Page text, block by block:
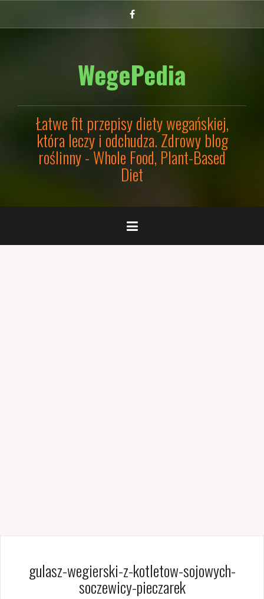
do
WegePedia
Łatwe fit przepisy diety wegańskiej,
która leczy i odchudza. Zdrowy blog
roślinny - Whole Food, Plant-Based
Diet
gulasz-wegierski-z-kotletow-sojowych-
soczewicy-pieczarek